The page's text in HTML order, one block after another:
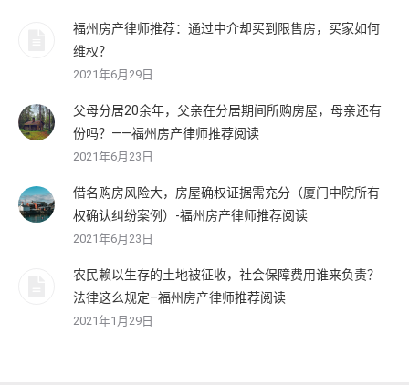
福州房产律师推荐：通过中介却买到限售房，买家如何
维权？
2021年6月29日
父母分居20余年，父亲在分居期间所购房屋，母亲还有
份吗？——福州房产律师推荐阅读
2021年6月23日
借名购房风险大，房屋确权证据需充分（厦门中院所有
权确认纠纷案例）-福州房产律师推荐阅读
2021年6月23日
农民赖以生存的土地被征收，社会保障费用谁来负责？
法律这么规定–福州房产律师推荐阅读
2021年1月29日